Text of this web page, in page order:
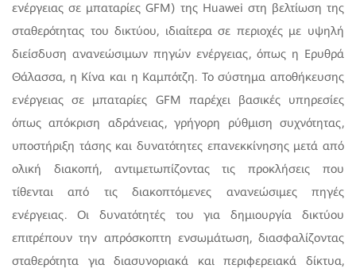
ενέργειας σε μπαταρίες GFM) της Huawei στη βελτίωση της
σταθερότητας του δικτύου, ιδιαίτερα σε περιοχές με υψηλή
διείσδυση ανανεώσιμων πηγών ενέργειας, όπως η Ερυθρά
Θάλασσα, η Κίνα και η Καμπότζη. Το σύστημα αποθήκευσης
ενέργειας σε μπαταρίες GFM παρέχει βασικές υπηρεσίες
όπως απόκριση αδράνειας, γρήγορη ρύθμιση συχνότητας,
υποστήριξη τάσης και δυνατότητες επανεκκίνησης μετά από
ολική διακοπή, αντιμετωπίζοντας τις προκλήσεις που
τίθενται από τις διακοπτόμενες ανανεώσιμες πηγές
ενέργειας. Οι δυνατότητές του για δημιουργία δικτύου
επιτρέπουν την απρόσκοπτη ενσωμάτωση, διασφαλίζοντας
σταθερότητα για διασυνοριακά και περιφερειακά δίκτυα,